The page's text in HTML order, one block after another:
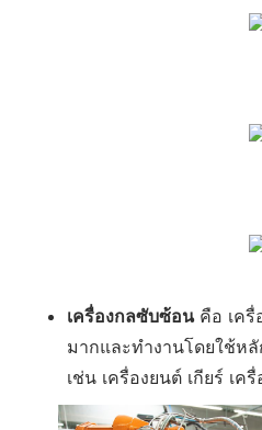
เครื่องกลซับซ้อนคือ เครื่
มากและทำงานโดยใช้ห
เช่น เครื่องยนต์ เกียร์ เค